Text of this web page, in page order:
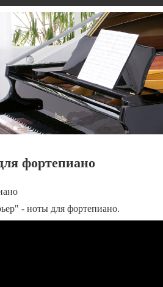
фортепиано
- ноты для фортепиано.